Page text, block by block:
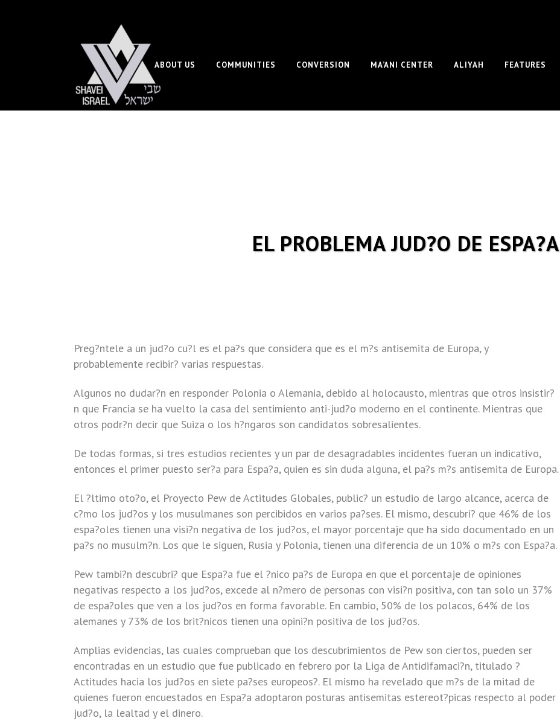
ABOUT US COMMUNITIES CONVERSION MA’ANI CENTER ALIYAH FEATURES
EL PROBLEMA JUD?O DE ESPA?A
Preg?ntele a un jud?o cu?l es el pa?s que considera que es el m?s antisemita de Europa, y
probablemente recibir? varias respuestas.
Algunos no dudar?n en responder Polonia o Alemania, debido al holocausto, mientras que otros insistir?
n que Francia se ha vuelto la casa del sentimiento anti-jud?o moderno en el continente. Mientras que
otros podr?n decir que Suiza o los h?ngaros son candidatos sobresalientes.
De todas formas, si tres estudios recientes y un par de desagradables incidentes fueran un indicativo,
entonces el primer puesto ser?a para Espa?a, quien es sin duda alguna, el pa?s m?s antisemita de Europa.
El ?ltimo oto?o, el Proyecto Pew de Actitudes Globales, public? un estudio de largo alcance, acerca de
c?mo los jud?os y los musulmanes son percibidos en varios pa?ses. El mismo, descubri? que 46% de los
espa?oles tienen una visi?n negativa de los jud?os, el mayor porcentaje que ha sido documentado en un
pa?s no musulm?n. Los que le siguen, Rusia y Polonia, tienen una diferencia de un 10% o m?s con Espa?a.
Pew tambi?n descubri? que Espa?a fue el ?nico pa?s de Europa en que el porcentaje de opiniones
negativas respecto a los jud?os, excede al n?mero de personas con visi?n positiva, con tan solo un 37%
de espa?oles que ven a los jud?os en forma favorable. En cambio, 50% de los polacos, 64% de los
alemanes y 73% de los brit?nicos tienen una opini?n positiva de los jud?os.
Amplias evidencias, las cuales comprueban que los descubrimientos de Pew son ciertos, pueden ser
encontradas en un estudio que fue publicado en febrero por la Liga de Antidifamaci?n, titulado ?
Actitudes hacia los jud?os en siete pa?ses europeos?. El mismo ha revelado que m?s de la mitad de
quienes fueron encuestados en Espa?a adoptaron posturas antisemitas estereot?picas respecto al poder
jud?o, la lealtad y el dinero.